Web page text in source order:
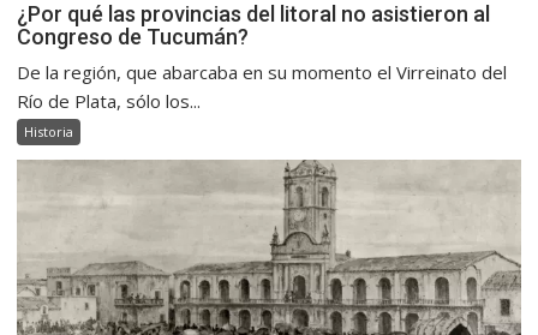
¿Por qué las provincias del litoral no asistieron al
Congreso de Tucumán?
De la región, que abarcaba en su momento el Virreinato del
Río de Plata, sólo los...
Historia